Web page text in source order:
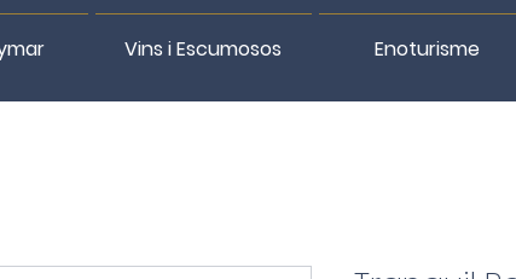
Vins i Escumosos Enoturisme